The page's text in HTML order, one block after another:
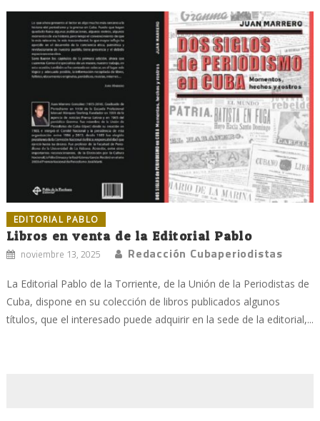
EDITORIAL PABLO
Libros en venta de la Editorial Pablo
noviembre 13, 2025 Redacción Cubaperiodistas
La Editorial Pablo de la Torriente, de la Unión de la Periodistas de
Cuba, dispone en su colección de libros publicados algunos
títulos, que el interesado puede adquirir en la sede de la editorial,...